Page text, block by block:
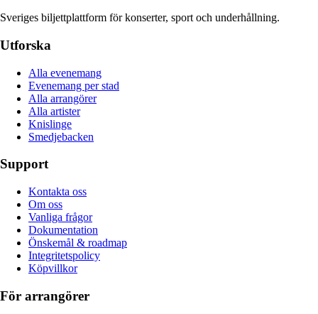
Sveriges biljettplattform för konserter, sport och underhållning.
Utforska
Alla evenemang
Evenemang per stad
Alla arrangörer
Alla artister
Knislinge
Smedjebacken
Support
Kontakta oss
Om oss
Vanliga frågor
Dokumentation
Önskemål & roadmap
Integritetspolicy
Köpvillkor
För arrangörer